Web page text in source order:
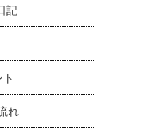
記
れ